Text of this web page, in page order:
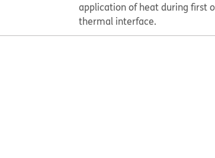
application of heat during first
thermal interface.